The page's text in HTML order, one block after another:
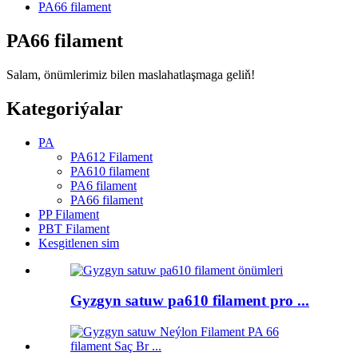
PA66 filament
PA66 filament
Salam, önümlerimiz bilen maslahatlaşmaga geliň!
Kategoriýalar
PA
PA612 Filament
PA610 filament
PA6 filament
PA66 filament
PP Filament
PBT Filament
Kesgitlenen sim
Gyzgyn satuw pa610 filament pro ...